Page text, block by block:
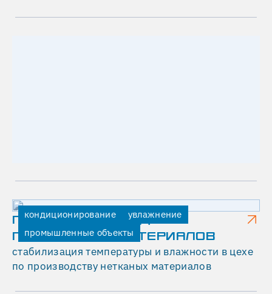
кондиционирование
увлажнение
промышленные объекты
ГЕКСА - ПРОИЗВОДСТВО
ПОЛИМЕРНЫХ МАТЕРИАЛОВ
стабилизация температуры и влажности в цехе
по производству нетканых материалов